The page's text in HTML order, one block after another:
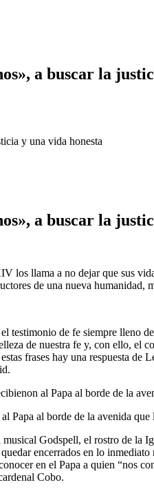
a buscar la
y una vida honesta
a buscar la
los llama a no dejar que sus
de una nueva humanidad,
testimonio de fe siempre lleno
de nuestra fe y, con ello, el
frases hay una respuesta
Papa al borde de la avenida
Godspell, el rostro de la
encerrados en lo
en el Papa a quien “nos
Cobo.